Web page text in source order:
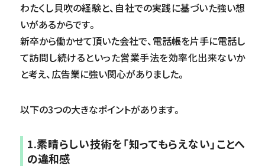
わたくし貝吹の経験と、自社での実践に基づいた強い想
いがあるからです。
新卒から働かせて頂いた会社で、電話帳を片手に電話し
て訪問し続けるといった営業手法を効率化出来ないか
と考え、広告業に強い関心がありました。
以下の3つの大きなポイントがあります。
1.素晴らしい技術を「知ってもらえない」ことへ
の違和感